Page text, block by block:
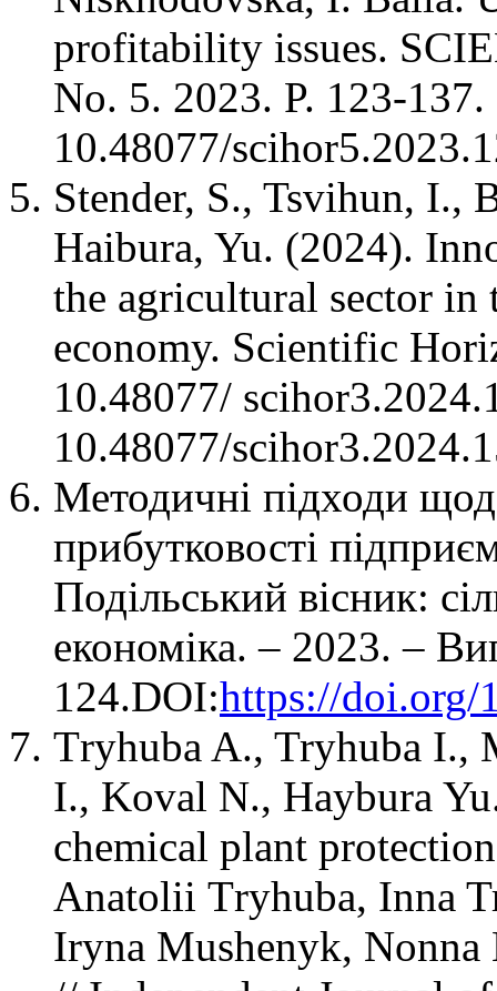
profitability issues.
No. 5. 2023. P. 123-
10.48077/
Stender, S., Tsvihun, I.,
Haibura, Yu. (2024).
the agricultural sector
economy. Scientific
10.48077/
10.48077/
Методичні підходи
прибутковості
Подільський вісник:
економіка. – 2023. –
124.DOI:https://doi.org/
Тryhuba A., Tryhuba I.,
I., Koval N., Haybura
chemical plant
Anatolii Тryhuba, Inna
Iryna Mushenyk,